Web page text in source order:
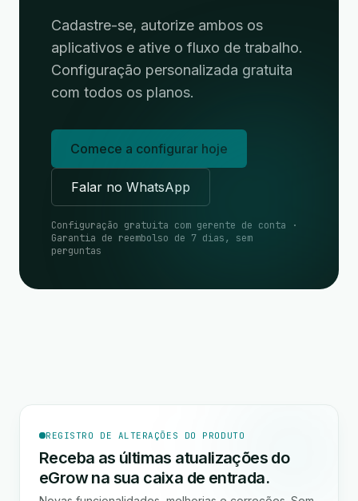
Cadastre-se, autorize ambos os
aplicativos e ative o fluxo de trabalho.
Configuração personalizada gratuita
com todos os planos.
Comece a configurar hoje
Falar no WhatsApp
Configuração gratuita com gerente de conta ·
Garantia de reembolso de 7 dias, sem
perguntas
REGISTRO DE ALTERAÇÕES DO PRODUTO
Receba as últimas atualizações do
eGrow na sua caixa de entrada.